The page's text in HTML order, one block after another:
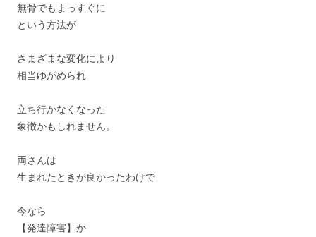
無骨でもまっすぐに
という方法が
さまざまな変化により
相当ゆがめられ
立ち行かなくなった
象徴かもしれません。
両さんは
生まれたときが良かったわけで
今なら
【発達障害】か